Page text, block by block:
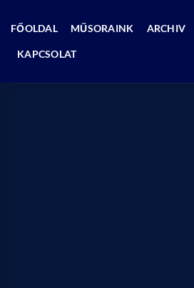
FŐOLDAL MŰSORAINK ARCHIV
KAPCSOLAT